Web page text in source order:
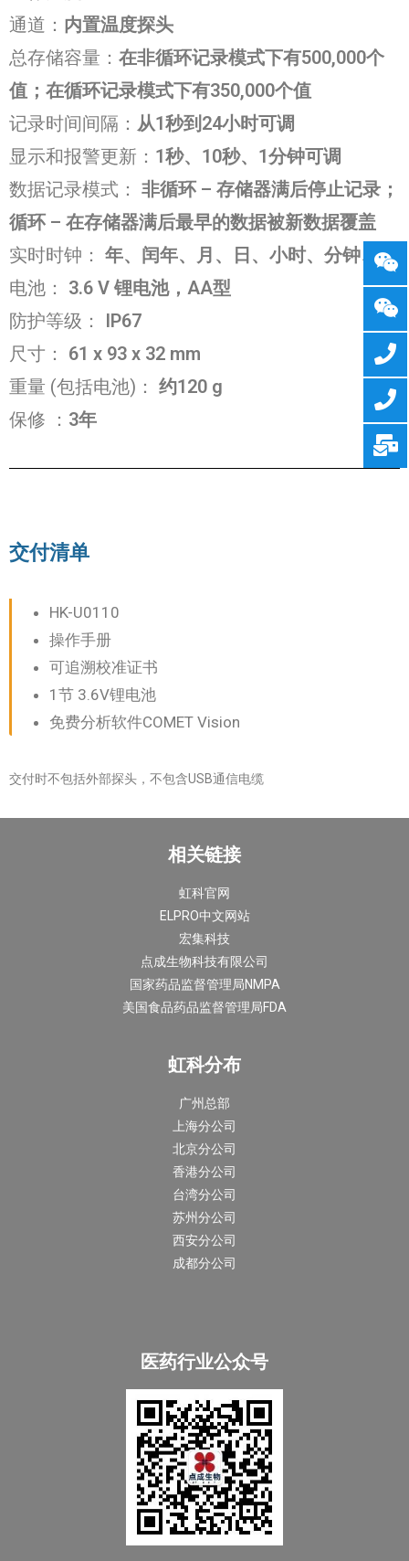
通道： 内置温度探头
总存储容量： 在非循环记录模式下有500,000个
值；在循环记录模式下有350,000个值
记录时间间隔： 从1秒到24小时可调
显示和报警更新： 1秒、10秒、1分钟可调
数据记录模式： 非循环 – 存储器满后停止记录；
循环 – 在存储器满后最早的数据被新数据覆盖
实时时钟： 年、闰年、月、日、小时、分钟、秒
电池：
3.6 V 锂电池，AA型
防护等级：
IP67
尺寸：
61 x 93 x 32 mm
重量 (包括电池)： 约120 g
保修 ： 3年
交付清单
HK-U0110
操作手册
可追溯校准证书
1节 3.6V锂电池
免费分析软件COMET Vision
交付时不包括外部探头，不包含USB通信电缆
相关链接
虹科官网
ELPRO中文网站
宏集科技
点成生物科技有限公司
国家药品监督管理局NMPA
美国食品药品监督管理局FDA
虹科分布
广州总部
上海分公司
北京分公司
香港分公司
台湾分公司
苏州分公司
西安分公司
成都分公司
医药行业公众号